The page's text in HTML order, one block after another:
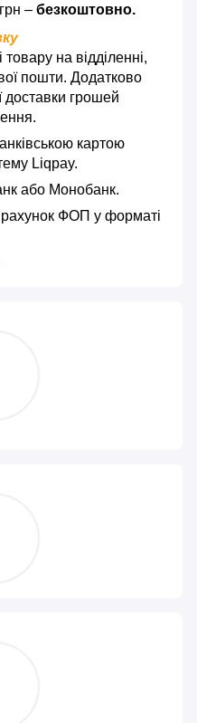
– безкоштовно.
на відділенні,
пошти. Додатково
доставки грошей
картою
Liqpay.
або Монобанк.
ФОП у форматі